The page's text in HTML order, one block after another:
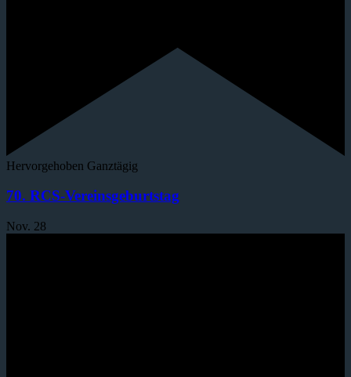
Hervorgehoben Ganztägig
70. RCS-Vereinsgeburtstag
Nov. 28